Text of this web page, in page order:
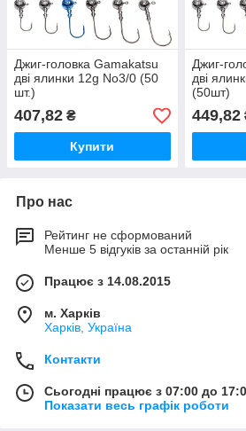
Джиг-головка Gamakatsu
дві ялинки 12g No3/0 (50
шт.)
407,82 ₴
Купити
Джиг-
дві
(50шт)
449,82
Про нас
Рейтинг не сформований
Менше 5 відгуків за останній рік
Працює з 14.08.2015
м. Харків
Харків, Україна
Контакти
Сьогодні працює з 07:00 до
Показати весь графік роботи